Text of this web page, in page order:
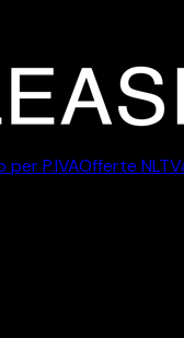
per P.IVAOfferte NLT